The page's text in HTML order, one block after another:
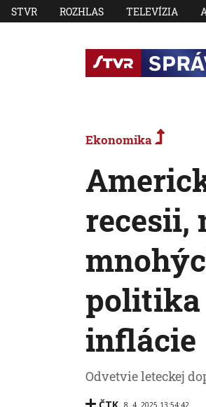
STVR ROZHLAS TELEVÍZIA
Ekonomika
recesii,
politika
inflácie
Odvetvie leteckej
ČTK 8. 4. 2025 13:54:42